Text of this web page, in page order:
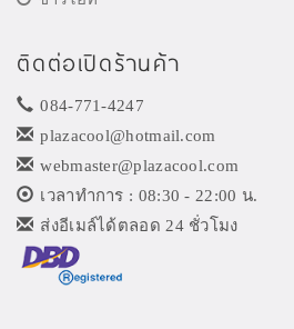
ติดต่อเปิดร้านค้า
084-771-4247
plazacool@hotmail.com
webmaster@plazacool.com
เวลาทำการ : 08:30 - 22:00 น.
ส่งอีเมล์ได้ตลอด 24 ชั่วโมง